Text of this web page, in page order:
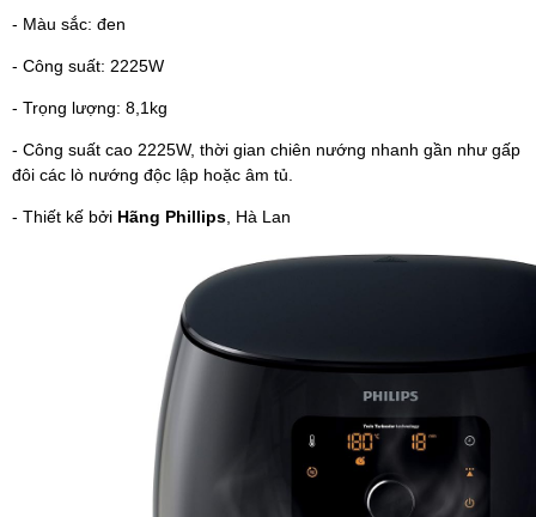
- Màu sắc: đen
- Công suất: 2225W
- Trọng lượng: 8,1kg
- Công suất cao 2225W, thời gian chiên nướng nhanh gần như gấp
đôi các lò nướng độc lập hoặc âm tủ.
- Thiết kế bởi Hãng Phillips , Hà Lan